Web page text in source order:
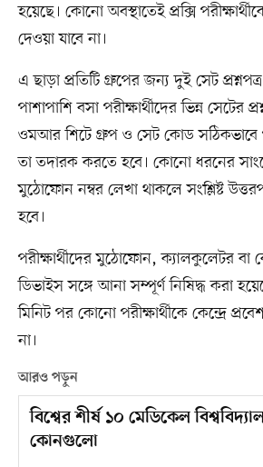
হয়েছে। কোনো অবস্থাতেই প্রক্সি
দেওয়া যাবে না।
এ ছাড়া প্রতিটি গ্রুপের জন্য দুই সেট
পাশাপাশি বসা পরীক্ষার্থীদের ভিন্ন সেটের
ওমআর শিটে গ্রুপ ও সেট কোড সঠিকভাবে
তা তদারক করতে হবে। কোনো ধরনের
মুঠোফোন নম্বর লেখা থাকলে সংশ্লিষ্ট
হবে।
পরীক্ষার্থীদের মুঠোফোন, ক্যালকুলেটর বা
ডিভাইস সঙ্গে আনা সম্পূর্ণ নিষিদ্ধ করা
মিনিট পর কোনো পরীক্ষার্থীকে কেন্দ্রে
না।
আরও পড়ুন
বিশ্বের শীর্ষ ১০ মেডিকেল
কোনগুলো